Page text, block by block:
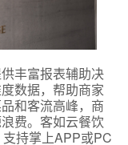
丰富报表辅助决
数据，帮助商家
和客流高峰，商
费。客如云餐饮
持掌上APP或PC